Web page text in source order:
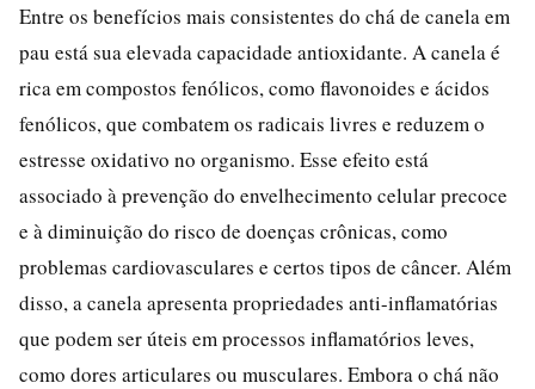
Entre os benefícios mais consistentes do chá de canela em
pau está sua elevada capacidade antioxidante. A canela é
rica em compostos fenólicos, como flavonoides e ácidos
fenólicos, que combatem os radicais livres e reduzem o
estresse oxidativo no organismo. Esse efeito está
associado à prevenção do envelhecimento celular precoce
e à diminuição do risco de doenças crônicas, como
problemas cardiovasculares e certos tipos de câncer. Além
disso, a canela apresenta propriedades anti-inflamatórias
que podem ser úteis em processos inflamatórios leves,
como dores articulares ou musculares. Embora o chá não